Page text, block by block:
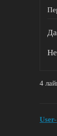
Да
4